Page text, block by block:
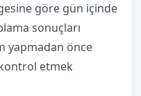
göre gün içinde
sonuçları
yapmadan önce
etmek